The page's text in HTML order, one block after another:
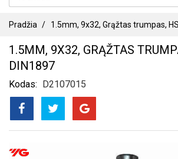
Pradžia 1.5mm, 9x32, Grąžtas trumpas,
1.5MM, 9X32, GRĄŽTAS
DIN1897
Kodas D2107015
PEREITI